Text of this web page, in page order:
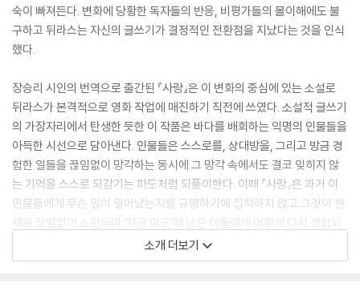
숙이 빠져든다. 변화에 당황한 독자들의 반응, 비평가들의 몰이해에도 불
구하고 뒤라스는 자신의 글쓰기가 결정적인 전환점을 지났다는 것을 인식
했다.
장승리 시인의 번역으로 출간된 『사랑』은 이 변화의 중심에 있는 소설로
뒤라스가 본격적으로 영화 작업에 매진하기 직전에 쓰였다. 소설적 글쓰기
의 가장자리에서 탄생한 듯한 이 작품은 바다를 배회하는 익명의 인물들을
아득한 시선으로 담아낸다. 인물들은 스스로를, 상대방을, 그리고 방금 경
험한 일들을 끊임없이 망각하는 동시에 그 망각 속에서도 결코 잊히지 않
는 기억을 스스로 되감기는 파도처럼 되풀이한다. 이때 『사랑』은 과거 이
인물들에게 무슨 일이 일어났는지를 규명하기에 집착하지 않고 그것이 현
재로 끊임없이 소환되며 ‘지금 이곳’에 남은 이들에게 어떻게 다시 경험되
고 감각되는지를 전달하는 데에 집중한다. 뒤라스는 『롤 베 스타인의 환
희』 『사랑』 〈갠지스강의 여인〉과 더불어 글쓰기를 시작했다는 느낌이 든다
소개 더보기